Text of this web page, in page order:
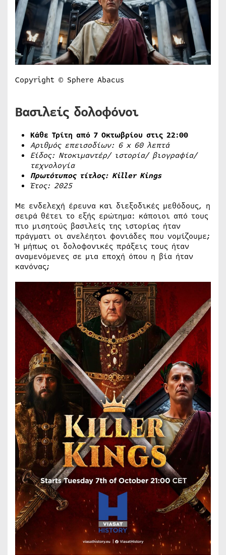
Copyright © Sphere Abacus
Βασιλείς δολοφόνοι
Κάθε Τρίτη από 7 Οκτωβρίου στις 22:00
Αριθμός επεισοδίων: 6 x60 λεπτά
Είδος: Ντοκιμαντέρ/ ιστορία/ βιογραφία/
τεχνολογία
Πρωτότυπος τίτλος: Killer Kings
Έτος: 2025
Με ενδελεχή έρευνα και διεξοδικές μεθόδους, η
σειρά θέτει το εξής ερώτημα: κάποιοι από τους
πιο μισητούς βασιλείς της ιστορίας ήταν
πράγματι οι ανελέητοι φονιάδες που νομίζουμε;
Ή μήπως οι δολοφονικές πράξεις τους ήταν
αναμενόμενες σε μια εποχή όπου η βία ήταν
κανόνας;